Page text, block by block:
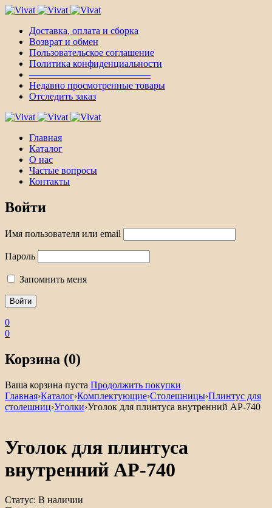
Доставка, оплата и сборка
Возврат и обмен
Пользовательское соглашение
Политика конфиденциальности
————————————–
Недавно просмотренные товары
Отследить заказ
Главная
Каталог
О нас
Частые вопросы
Контакты
Войти
Имя пользователя или email
Пароль
Запомнить меня
0
0
Корзина (0)
Ваша корзина пуста Продолжить покупки
Главная›Каталог›Комплектующие›Столешницы›Плинтус для
столешниц›Уголки›Уголок для плинтуса внутренний АР-740
Уголок для плинтуса
внутренний АР-740
Статус: В наличии